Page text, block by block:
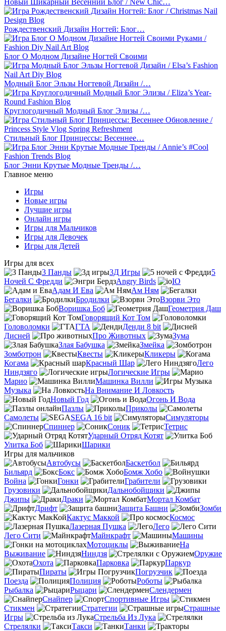
Рождественский Дизайн Ногтей: Блог…
Блог О Модном Дизайне Ногтей Своими
Модный Блог Эльзы Ногтевой Дизайн /…
Круглогодичный Модный Блог Элизы /…
Стильный Блог Принцессы: Весеннее…
Блог Энни Крутые Модные Тренды /…
Главное меню
Игры
Новые игры
Лучшие игры
Онлайн игры
Игры для Мальчиков
Игры для Девочек
Игры для Детей
Игры для всех
3 Панды
3Д Игры
5
Ночей С Фредди
Angry Birds
IO
Адам И Ева
Ам Ням
Бегалки
Бродилки
Взорви Это
Воришка Боб
Геометрия Даш
Говорящий Кот Том
Головоломки
ГТА
Денди 8 bit
Дисней
Про Животных
Зума
Злая Бабушка
Змейка
Зомботрон
Квесты
Кликеры
Когама
Красный Шар
Лего
Ниндзяго
Логические Игры
Марио
Машинка Вилли
Музыка
На Внимание И Ловкость
Новый Год
Огонь И Вода
Пазлы
Приколы
Самолеты
SEGA 16 bit
Симуляторы
Спиннер
Соник
Тетрис
Ударный Отряд Котят
Улитка Боб
Шарики
Игры для мальчиков
Автобусы
Баскетбол
Бильярд
Бокс
Бомж Хобо
Война
Гонки
Грабители
Грузовики
Дальнобойщики
Джипы
Драки
Мортал Комбат
Дрифт
Защита Башни
Зомби
Кактус Маккой
Космос
Лазерная Пушка
Лего
Лего Сити
Майнкрафт
Машины
Мотоциклы
На
Выживание
Ниндзя
Оружие
Охота
Парковка
Паркур
Пираты
Погрузчик
Поезда
Полиция
Роботы
Рыбалка
Рыцари
Слендермен
Снайпер
Спортивные Игры
Стикмен
Стратегии
Страшные
Игры
Стрельба Из Лука
Стрелялки
Такси
Танки